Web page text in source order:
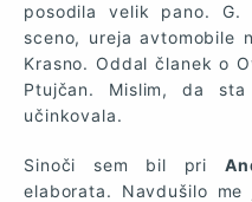
posodila velik pano. G.
sceno, ureja avtomobile
Krasno. Oddal članek o
Ptujčan. Mislim, da
učinkovala.
Sinoči sem bil pri
elaborata. Navdušilo